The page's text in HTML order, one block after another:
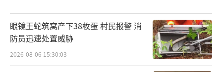
眼镜王蛇筑窝产下38枚蛋 村民报警 消
防员迅速处置威胁
2026-08-06 15:30:03